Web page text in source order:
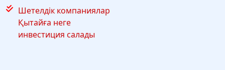
Шетелдік компаниялар
Қытайға неге
инвестиция салады